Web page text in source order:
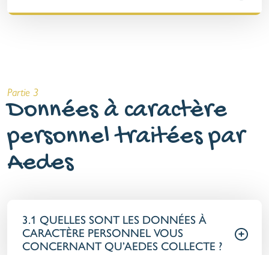
Partie 3
Données à caractère
personnel traitées par
Aedes
3.1 QUELLES SONT LES DONNÉES À
CARACTÈRE PERSONNEL VOUS
CONCERNANT QU’AEDES COLLECTE ?